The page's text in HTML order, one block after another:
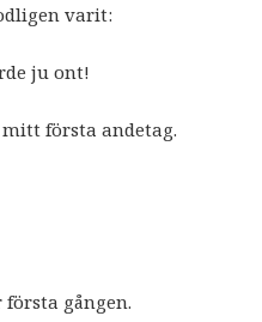
varit:
ju ont!
första andetag.
gången.